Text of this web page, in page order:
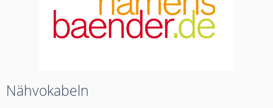
Nähvokabeln